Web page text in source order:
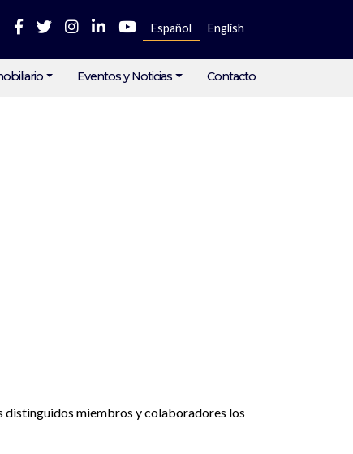
Español English
Eventos y Noticias Contacto
distinguidos miembros y colaboradores los